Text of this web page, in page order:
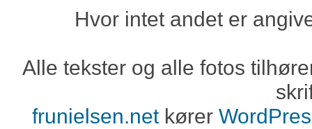
Hvor intet andet er
Alle tekster og alle fotos
frunielsen.netkører